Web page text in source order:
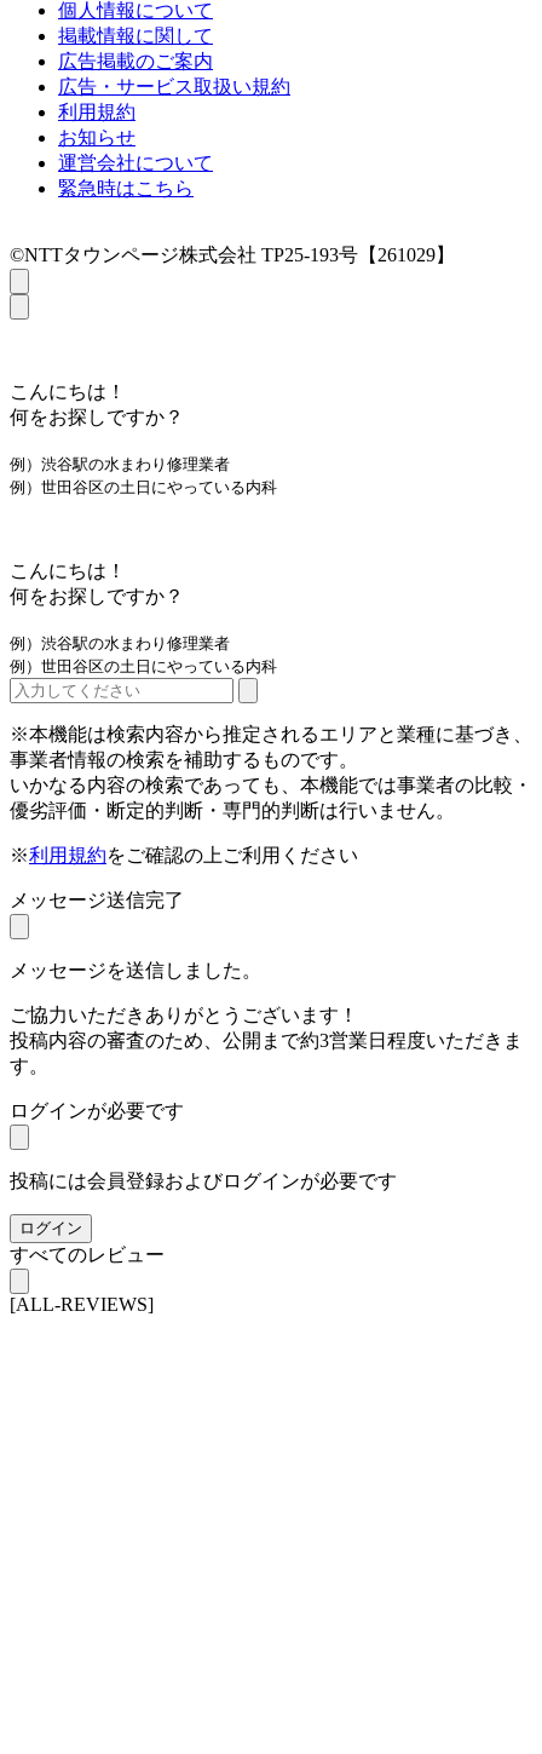
個人情報について
掲載情報に関して
広告掲載のご案内
広告・サービス取扱い規約
利用規約
お知らせ
運営会社について
緊急時はこちら
©NTTタウンページ株式会社 TP25-193号【261029】
こんにちは！
何をお探しですか？
例）渋谷駅の水まわり修理業者
例）世田谷区の土日にやっている内科
こんにちは！
何をお探しですか？
例）渋谷駅の水まわり修理業者
例）世田谷区の土日にやっている内科
※本機能は検索内容から推定されるエリアと業種に基づき、
事業者情報の検索を補助するものです。
いかなる内容の検索であっても、本機能では事業者の比較・
優劣評価・断定的判断・専門的判断は行いません。
※利用規約をご確認の上ご利用ください
メッセージ送信完了
メッセージを送信しました。
ご協力いただきありがとうございます！
投稿内容の審査のため、公開まで約3営業日程度いただきま
す。
ログインが必要です
投稿には会員登録およびログインが必要です
ログイン
すべてのレビュー
[ALL-REVIEWS]